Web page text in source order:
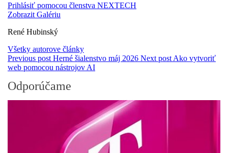
Prihlásiť pomocou členstva NEXTECH
Zobrazit Galériu
René Hubinský­
Všetky autorove články
Previous post Herné šialenstvo máj 2026 Next post Ako vytvoriť
web pomocou nástrojov AI
Odporúčame